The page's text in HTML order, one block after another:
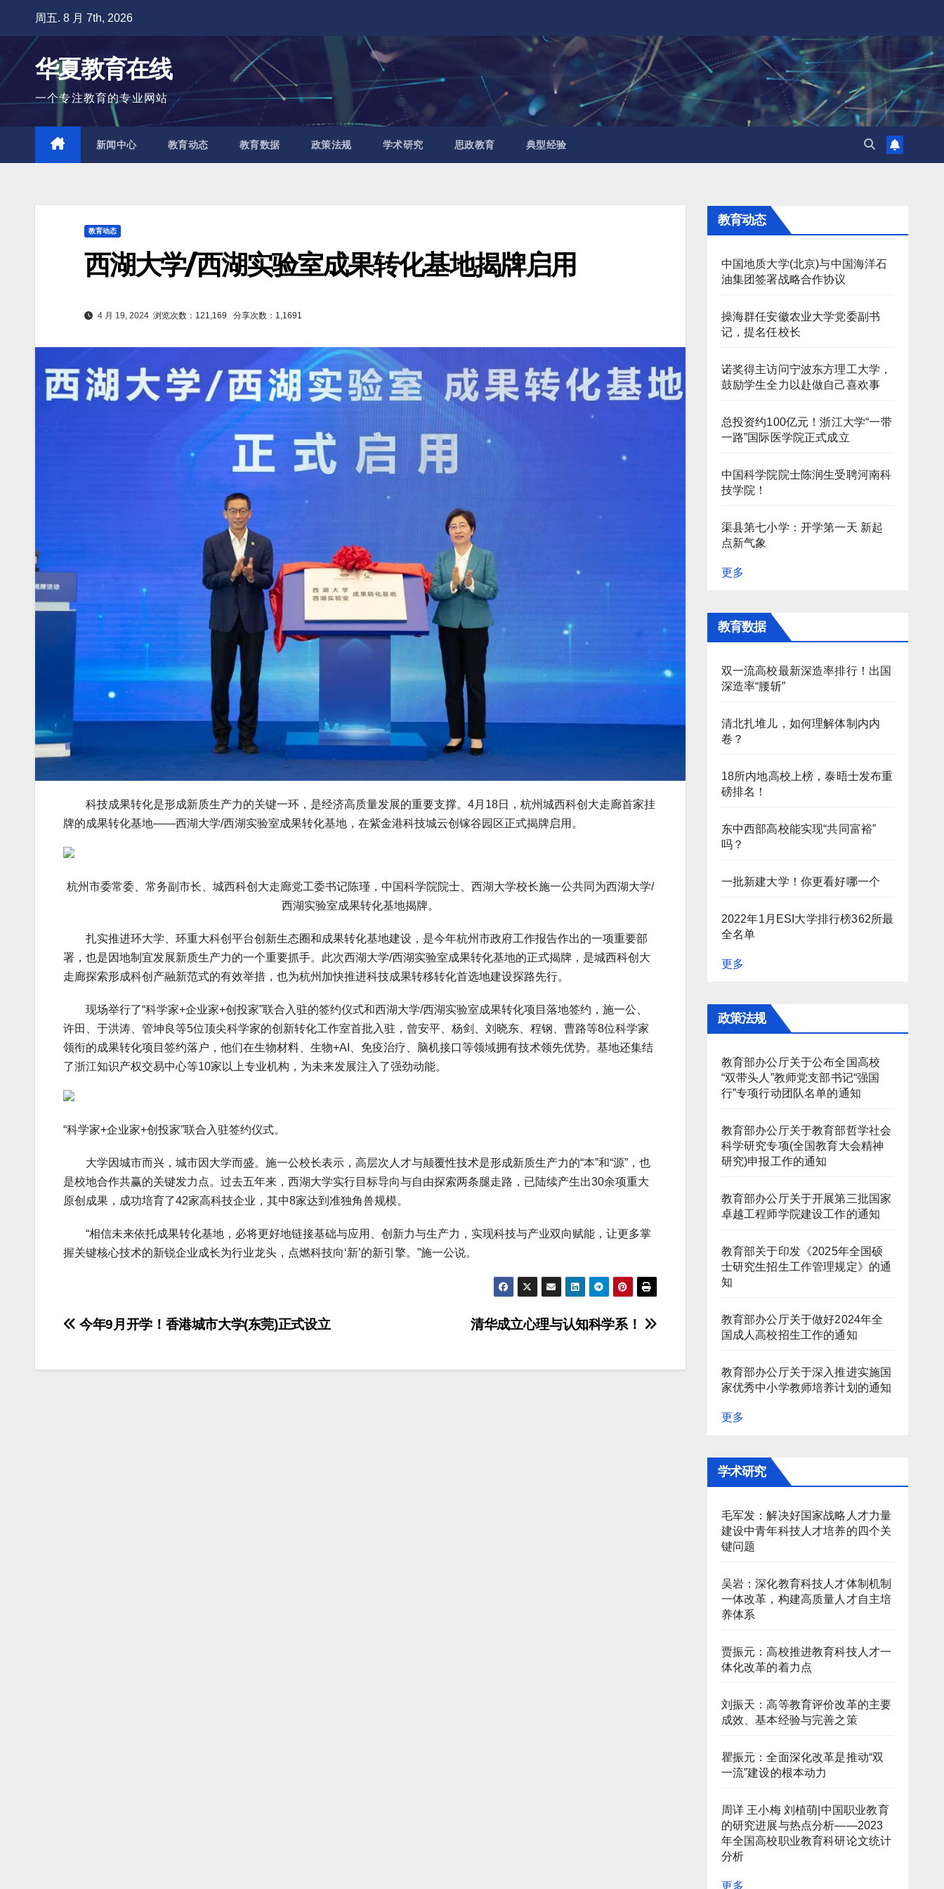
容
周五. 8 月 7th, 2026
华夏教育在线
一个专注教育的专业网站
新闻中心 教育动态 教育数据 政策法规 学术研究 思政教育 典型经验
教育动态
西湖大学/西湖实验室成果转化基地揭牌启用
4 月 19, 2024 浏览次数：121,169 分享次数：1,1691
科技成果转化是形成新质生产力的关键一环，是经济高质量发展的重要支撑。4月18日，杭州城西科创大走廊首家挂
牌的成果转化基地——西湖大学/西湖实验室成果转化基地，在紫金港科技城云创镓谷园区正式揭牌启用。
杭州市委常委、常务副市长、城西科创大走廊党工委书记陈瑾，中国科学院院士、西湖大学校长施一公共同为西湖大学/
西湖实验室成果转化基地揭牌。
扎实推进环大学、环重大科创平台创新生态圈和成果转化基地建设，是今年杭州市政府工作报告作出的一项重要部
署，也是因地制宜发展新质生产力的一个重要抓手。此次西湖大学/西湖实验室成果转化基地的正式揭牌，是城西科创大
走廊探索形成科创产融新范式的有效举措，也为杭州加快推进科技成果转移转化首选地建设探路先行。
现场举行了“科学家+企业家+创投家”联合入驻的签约仪式和西湖大学/西湖实验室成果转化项目落地签约，施一公、
许田、于洪涛、管坤良等5位顶尖科学家的创新转化工作室首批入驻，曾安平、杨剑、刘晓东、程钢、曹路等8位科学家
领衔的成果转化项目签约落户，他们在生物材料、生物+AI、免疫治疗、脑机接口等领域拥有技术领先优势。基地还集结
了浙江知识产权交易中心等10家以上专业机构，为未来发展注入了强劲动能。
“科学家+企业家+创投家”联合入驻签约仪式。
大学因城市而兴，城市因大学而盛。施一公校长表示，高层次人才与颠覆性技术是形成新质生产力的“本”和“源”，也
是校地合作共赢的关键发力点。过去五年来，西湖大学实行目标导向与自由探索两条腿走路，已陆续产生出30余项重大
原创成果，成功培育了42家高科技企业，其中8家达到准独角兽规模。
“相信未来依托成果转化基地，必将更好地链接基础与应用、创新力与生产力，实现科技与产业双向赋能，让更多掌
握关键核心技术的新锐企业成长为行业龙头，点燃科技向‘新’的新引擎。”施一公说。
文
清华成立心理与认知科学系！
今年9月开学！香港城市大学(东莞)正式设立
教育动态
中国地质大学(北京)与中国海洋石
油集团签署战略合作协议
操海群任安徽农业大学党委副书
记，提名任校长
诺奖得主访问宁波东方理工大学，
鼓励学生全力以赴做自己喜欢事
总投资约100亿元！浙江大学“一带
一路”国际医学院正式成立
中国科学院院士陈润生受聘河南科
技学院！
渠县第七小学：开学第一天 新起
点新气象
更多
教育数据
双一流高校最新深造率排行！出国
深造率“腰斩”
清北扎堆儿，如何理解体制内内
卷？
18所内地高校上榜，泰晤士发布重
磅排名！
东中西部高校能实现“共同富裕”
吗？
一批新建大学！你更看好哪一个
2022年1月ESI大学排行榜362所最
全名单
更多
政策法规
教育部办公厅关于公布全国高校
“双带头人”教师党支部书记“强国
行”专项行动团队名单的通知
教育部办公厅关于教育部哲学社会
科学研究专项(全国教育大会精神
研究)申报工作的通知
教育部办公厅关于开展第三批国家
卓越工程师学院建设工作的通知
教育部关于印发《2025年全国硕
士研究生招生工作管理规定》的通
知
教育部办公厅关于做好2024年全
国成人高校招生工作的通知
教育部办公厅关于深入推进实施国
家优秀中小学教师培养计划的通知
更多
学术研究
毛军发：解决好国家战略人才力量
建设中青年科技人才培养的四个关
键问题
吴岩：深化教育科技人才体制机制
一体改革，构建高质量人才自主培
养体系
贾振元：高校推进教育科技人才一
体化改革的着力点
刘振天：高等教育评价改革的主要
成效、基本经验与完善之策
瞿振元：全面深化改革是推动“双
一流”建设的根本动力
周详 王小梅 刘植萌|中国职业教育
的研究进展与热点分析——2023
年全国高校职业教育科研论文统计
分析
更多